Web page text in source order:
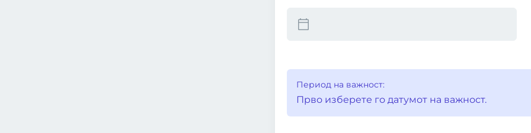
Период на важност:
Прво изберете го датумот на важност.